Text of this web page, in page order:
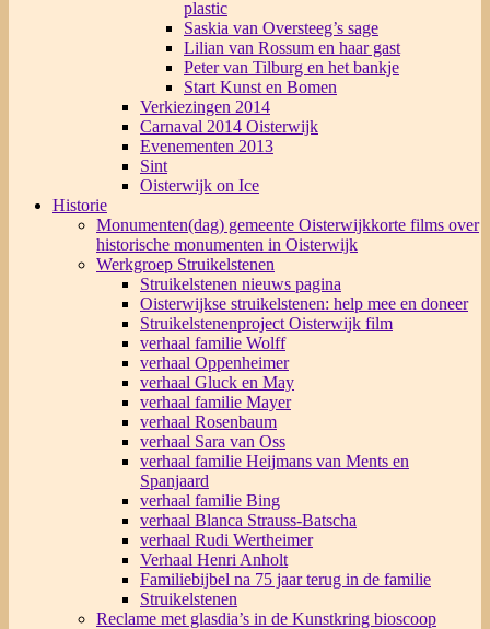
plastic
Saskia van Oversteeg’s sage
Lilian van Rossum en haar gast
Peter van Tilburg en het bankje
Start Kunst en Bomen
Verkiezingen 2014
Carnaval 2014 Oisterwijk
Evenementen 2013
Sint
Oisterwijk on Ice
Historie
Monumenten(dag) gemeente Oisterwijkkorte films over
historische monumenten in Oisterwijk
Werkgroep Struikelstenen
Struikelstenen nieuws pagina
Oisterwijkse struikelstenen: help mee en doneer
Struikelstenenproject Oisterwijk film
verhaal familie Wolff
verhaal Oppenheimer
verhaal Gluck en May
verhaal familie Mayer
verhaal Rosenbaum
verhaal Sara van Oss
verhaal familie Heijmans van Ments en
Spanjaard
verhaal familie Bing
verhaal Blanca Strauss-Batscha
verhaal Rudi Wertheimer
Verhaal Henri Anholt
Familiebijbel na 75 jaar terug in de familie
Struikelstenen
Reclame met glasdia’s in de Kunstkring bioscoop